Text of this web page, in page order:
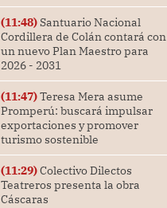
(11:48)Santuario Nacional
Cordillera de Colán contará con
un nuevo Plan Maestro para
2026 - 2031
(11:47)Teresa Mera asume
Promperú: buscará impulsar
exportaciones y promover
turismo sostenible
(11:29)Colectivo Dilectos
Teatreros presenta la obra
Cáscaras